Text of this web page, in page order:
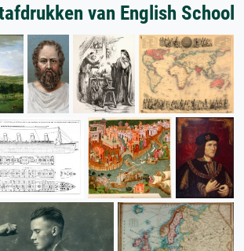
van English School